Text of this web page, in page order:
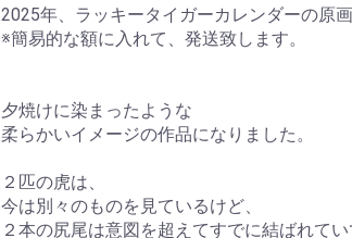
2025年、ラッキータイガーカレンダーの原画
※簡易的な額に入れて、発送致します。
夕焼けに染まったような
柔らかいイメージの作品になりました。
２匹の虎は、
今は別々のものを見ているけど、
２本の尻尾は意図を超えてすでに結ばれてい